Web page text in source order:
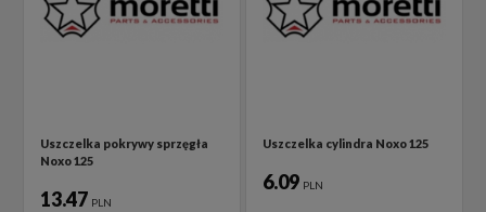
Uszczelka pokrywy sprzęgła
Noxo 125
13.47 PLN
Uszczelka cylindra Noxo 125
6.09 PLN